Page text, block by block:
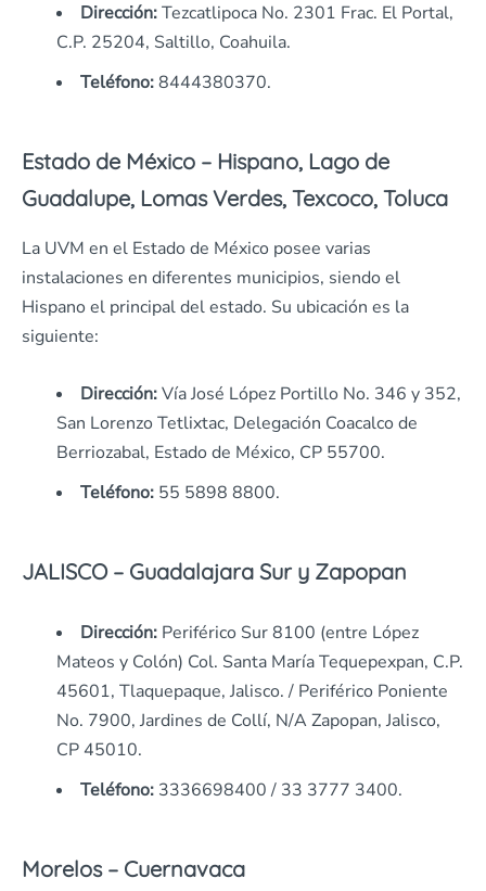
Dirección:Tezcatlipoca No. 2301 Frac. El Portal,
C.P. 25204, Saltillo, Coahuila.
Teléfono:8444380370.
Estado de México – Hispano, Lago de
Guadalupe, Lomas Verdes, Texcoco, Toluca
La UVM en el Estado de México posee varias
instalaciones en diferentes municipios, siendo el
Hispano el principal del estado. Su ubicación es la
siguiente:
Dirección:Vía José López Portillo No. 346 y 352,
San Lorenzo Tetlixtac, Delegación Coacalco de
Berriozabal, Estado de México, CP 55700.
Teléfono: 55 5898 8800.
JALISCO – Guadalajara Sur y Zapopan
Dirección: Periférico Sur 8100 (entre López
Mateos y Colón) Col. Santa María Tequepexpan, C.P.
45601, Tlaquepaque, Jalisco. / Periférico Poniente
No. 7900, Jardines de Collí, N/A Zapopan, Jalisco,
CP 45010.
Teléfono: 3336698400 / 33 3777 3400.
Morelos – Cuernavaca